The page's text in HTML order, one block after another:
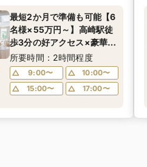
最短2か月で準備も可能【6
名様×55万円～】高崎駅徒
歩3分の好アクセス×豪華お
もてなし料理｜成約特典ド
レス特典×会場費プレゼン
ト
所要時間：2時間程度
9:00〜
10:00〜
15:00〜
17:00〜